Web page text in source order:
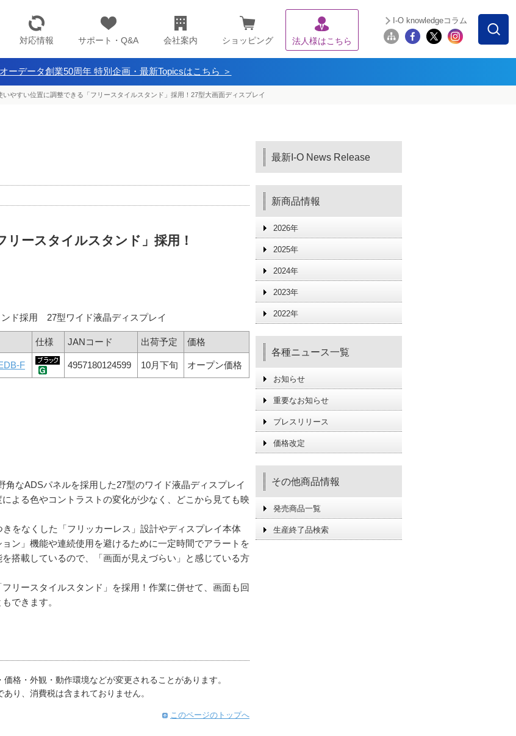
対応情報 サポート・Q&A 会社案内 ショッピング 法人様はこちら
I-O knowledgeコラム
ーデータ創業50周年 特別企画・最新Topicsはこちら ＞
いやすい位置に調整できる「フリースタイルスタンド」採用！27型大画面ディスプレイ
ースタイルスタンド」採用！
ド採用 27型ワイド液晶ディスプレイ
仕様 JANコード 出荷予定 価格
F 4957180124599 10月下旬 オープン価格
角なADSパネルを採用した27型のワイド液晶ディスプレイ
よる色やコントラストの変化が少なく、どこから見ても映
をなくした「フリッカーレス」設計やディスプレイ本体
ン」機能や連続使用を避けるために一定時間でアラートを
搭載しているので、「画面が見えづらい」と感じている方
リースタイルスタンド」を採用！作業に併せて、画面も回
できます。
格・外観・動作環境などが変更されることがあります。
り、消費税は含まれておりません。
このページのトップへ
最新I-O News Release
新商品情報
2026年
2025年
2024年
2023年
2022年
各種ニュース一覧
お知らせ
重要なお知らせ
プレスリリース
価格改定
その他商品情報
発売商品一覧
生産終了品検索